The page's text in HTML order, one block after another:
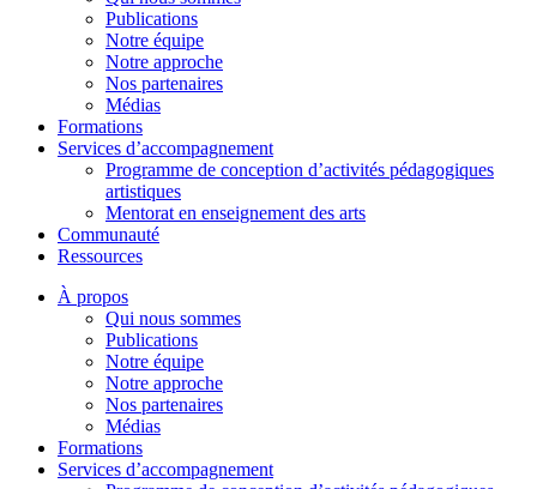
Publications
Notre équipe
Notre approche
Nos partenaires
Médias
Formations
Services d’accompagnement
Programme de conception d’activités pédagogiques
artistiques
Mentorat en enseignement des arts
Communauté
Ressources
À propos
Qui nous sommes
Publications
Notre équipe
Notre approche
Nos partenaires
Médias
Formations
Services d’accompagnement